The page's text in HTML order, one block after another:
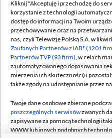
Abonament TVP
Emisja w TVP
Centrum informacji TVP
Naziemna Telewizja
Rada Programowa
System NOS
Polityka
Kliknij "Akceptuję i przechodzę do
korzystanie z technologii
dostęp do informacji na Twoim
przechowywanie oraz na
nas, czyli Telewizję Polską S.A. w
Zaufanych Partnerów z IAB* (1201
Partnerów TVP (93 firm), w celach
zautomatyzowanego dopasowania
mierzenia ich skuteczności) i
także zgody na udostępnianie przez
Twoje dane osobowe zbierane
poszczególnych serwisówzwanych
zapisywane za pomocą technologii
WWW lub innych podobnych